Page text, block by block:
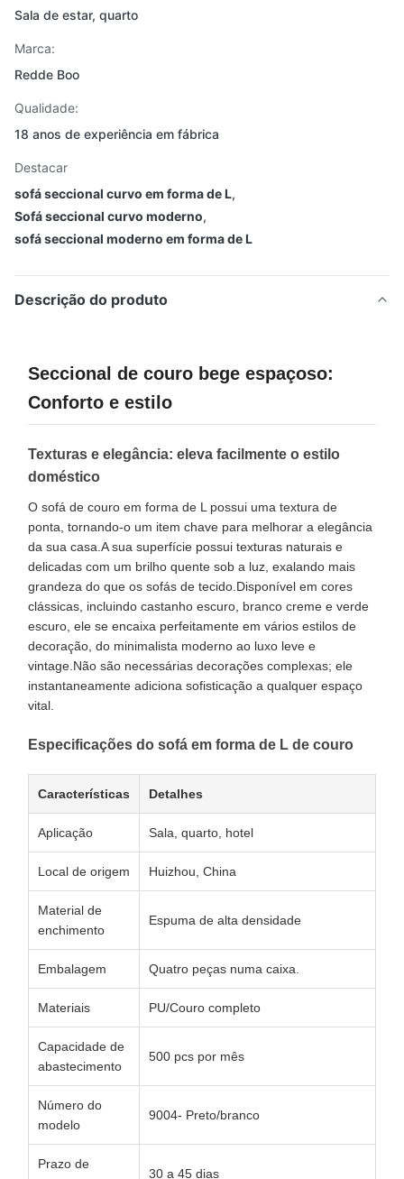
Sala de estar, quarto
Marca:
Redde Boo
Qualidade:
18 anos de experiência em fábrica
Destacar
sofá seccional curvo em forma de L,
Sofá seccional curvo moderno,
sofá seccional moderno em forma de L
Descrição do produto
Seccional de couro bege espaçoso:
Conforto e estilo
Texturas e elegância: eleva facilmente o estilo
doméstico
O sofá de couro em forma de L possui uma textura de
ponta, tornando-o um item chave para melhorar a elegância
da sua casa.A sua superfície possui texturas naturais e
delicadas com um brilho quente sob a luz, exalando mais
grandeza do que os sofás de tecido.Disponível em cores
clássicas, incluindo castanho escuro, branco creme e verde
escuro, ele se encaixa perfeitamente em vários estilos de
decoração, do minimalista moderno ao luxo leve e
vintage.Não são necessárias decorações complexas; ele
instantaneamente adiciona sofisticação a qualquer espaço
vital.
Especificações do sofá em forma de L de couro
Características Detalhes
Aplicação Sala, quarto, hotel
Local de origem Huizhou, China
Material de
enchimento
Espuma de alta densidade
Embalagem Quatro peças numa caixa.
Materiais PU/Couro completo
Capacidade de
abastecimento
500 pcs por mês
Número do
modelo
9004- Preto/branco
Prazo de
30 a 45 dias